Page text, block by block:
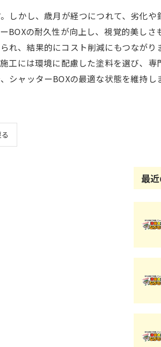
しかし、歳月が経つにつれて、劣化や
BOXの耐久性が向上し、視覚的美し
、結果的にコスト削減にもつながり
工には環境に配慮した塗料を選び、
シャッターBOXの最適な状態を維持し
最